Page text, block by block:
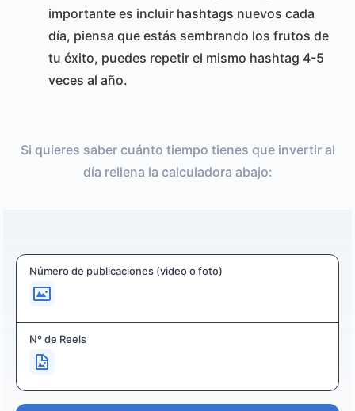
importante es incluir hashtags nuevos cada
día, piensa que estás sembrando los frutos de
tu éxito, puedes repetir el mismo hashtag 4-5
veces al año.
Si quieres saber cuánto tiempo tienes que invertir al
día rellena la calculadora abajo:
Número de publicaciones (video o foto)
Nº de Reels